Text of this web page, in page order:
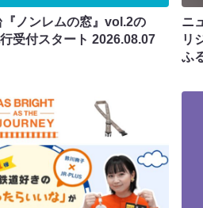
ノンレムの窓』vol.2の
受付スタート2026.08.07
ニ
リ
ふ